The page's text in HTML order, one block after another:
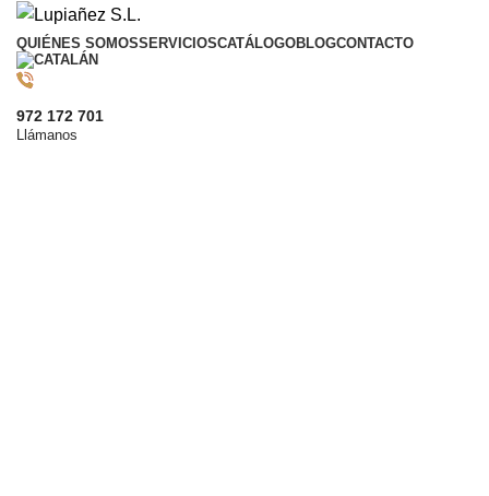
QUIÉNES SOMOSSERVICIOSCATÁLOGOBLOGCONTACTO
972 172 701
Llámanos